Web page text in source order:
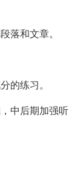
落和文章。
的练习。
中后期加强听